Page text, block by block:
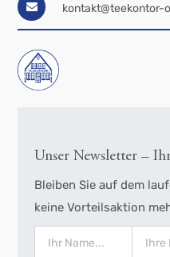
kontakt@teekontor-
Unser Newsletter –
Bleiben Sie auf dem
keine Vorteilsaktion